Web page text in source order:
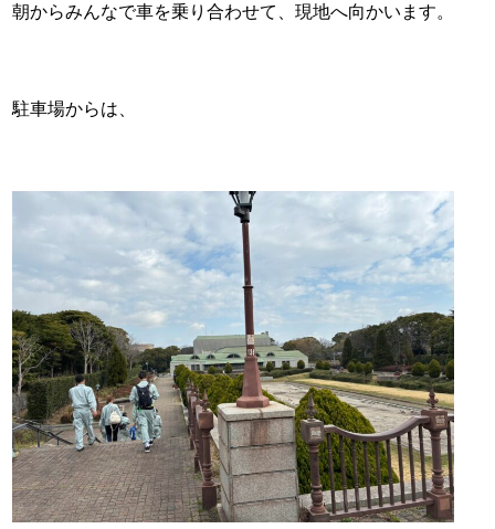
朝からみんなで車を乗り合わせて、現地へ向かいます。
駐車場からは、